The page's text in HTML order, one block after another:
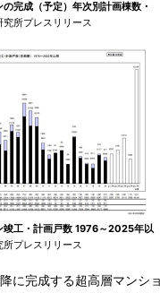
完成（予定）年次別計画棟数・
所プレスリリース
竣工・計画戸数 1976～2025年以
プレスリリース
に完成する超高層マンシ